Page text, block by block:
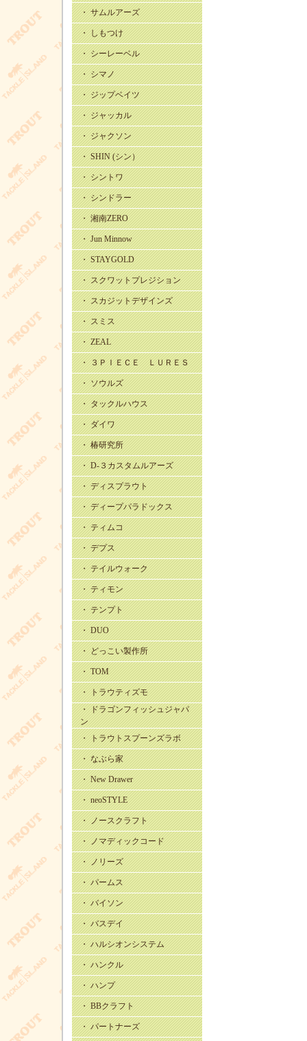
・ サムルアーズ
・ しもつけ
・ シーレーベル
・ シマノ
・ ジップベイツ
・ ジャッカル
・ ジャクソン
・ SHIN (シン）
・ シントワ
・ シンドラー
・ 湘南ZERO
・ Jun Minnow
・ STAYGOLD
・ スクワットプレジション
・ スカジットデザインズ
・ スミス
・ ZEAL
・ ３ＰＩＥＣＥ ＬＵＲＥＳ
・ ソウルズ
・ タックルハウス
・ ダイワ
・ 椿研究所
・ D-３カスタムルアーズ
・ ディスプラウト
・ ディープパラドックス
・ ティムコ
・ デプス
・ テイルウォーク
・ ティモン
・ テンプト
・ DUO
・ どっこい製作所
・ TOM
・ トラウティズモ
・ ドラゴンフィッシュジャパ
ン
・ トラウトスプーンズラボ
・ なぶら家
・ New Drawer
・ neoSTYLE
・ ノースクラフト
・ ノマディックコード
・ ノリーズ
・ パームス
・ バイソン
・ バスデイ
・ ハルシオンシステム
・ ハンクル
・ ハンプ
・ BBクラフト
・ パートナーズ